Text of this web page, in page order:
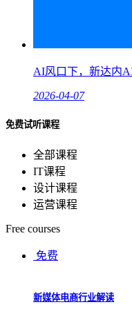
AI风口下，新达内
2026-04-07
免费试听课程
全部课程
IT课程
设计课程
运营课程
Free courses
免费
新媒体电商行业解读